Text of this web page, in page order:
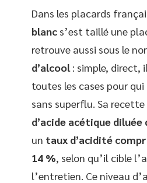
Dans les placards
blanc s’est taillé une
retrouve aussi sous le
d’alcool : simple, direct,
toutes les cases pour
sans superflu. Sa recette
d’acide acétique diluée
un taux d’acidité
14 %, selon qu’il cible
l’entretien. Ce niveau